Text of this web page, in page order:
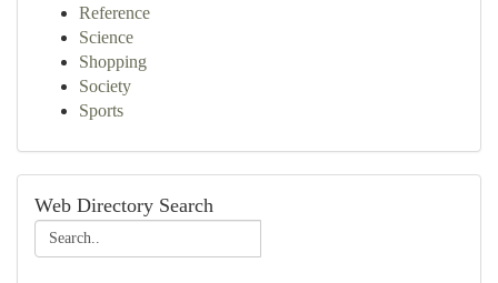
Reference
Science
Shopping
Society
Sports
Web Directory Search